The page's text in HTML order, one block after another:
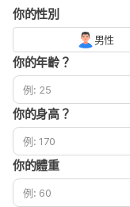
你的性別
男性
你的年齡？
你的身高？
你的體重